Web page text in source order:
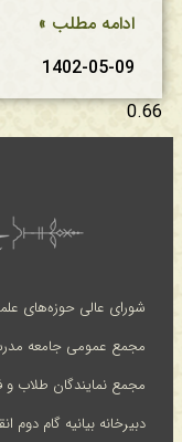
ادامه مطلب »
1402-05-09
شورای عالی حوزه‌های
مجمع عمومی جامعه
مجمع نمایندگان طلاب و
دبیرخانه بیانیه گام دوم